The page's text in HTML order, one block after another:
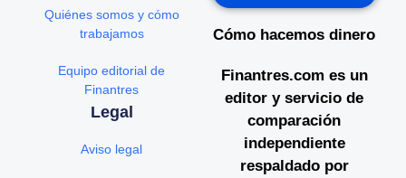
Cómo hacemos dinero
Finantres.com es un
editor y servicio de
comparación
independiente
respaldado por
Quiénes somos y cómo
trabajamos
Equipo editorial de
Finantres
Legal
Aviso legal